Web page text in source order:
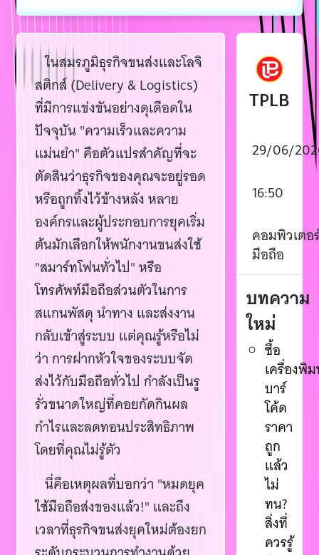
ในสมรภูมิธุรกิจขนส่งและโลจิ
สติกส์ (Delivery & Logistics)
ที่มีการแข่งขันอย่างดุเดือดใน
ปัจจุบัน "ความเร็วและความ
แม่นยำ" คือตัวแปรสำคัญที่จะ
ตัดสินว่าธุรกิจของคุณจะอยู่รอด
หรือถูกทิ้งไว้ข้างหลัง หลาย
องค์กรและผู้ประกอบการยุคเริ่ม
ต้นมักเลือกให้พนักงานขนส่งใช้
"สมาร์ทโฟนทั่วไป" หรือ
โทรศัพท์มือถือส่วนตัวในการ
สแกนพัสดุ นำทาง และส่งงาน
กลับเข้าสู่ระบบ แต่คุณรู้หรือไม่
ว่า การฝากหัวใจของระบบจัด
ส่งไว้กับมือถือทั่วไป กำลังเป็นรู
รั่วขนาดใหญ่ที่คอยกัดกินผล
กำไรและลดทอนประสิทธิภาพ
โดยที่คุณไม่รู้ตัว
นี่คือเหตุผลที่บอกว่า "หมดยุค
ใช้มือถือส่งของแล้ว!" และถึง
เวลาที่ธุรกิจขนส่งยุคใหม่ต้องยก
TPLB
29/06/
16:50
คอมพิวเตอ
มือถือ
บทความ
ใหม่
ซื้อ
เครื่องพิ
บาร์
โค้ด
ราคา
ถูก
แล้ว
ไม่
ทน?
สิ่งที่
ควรรู้